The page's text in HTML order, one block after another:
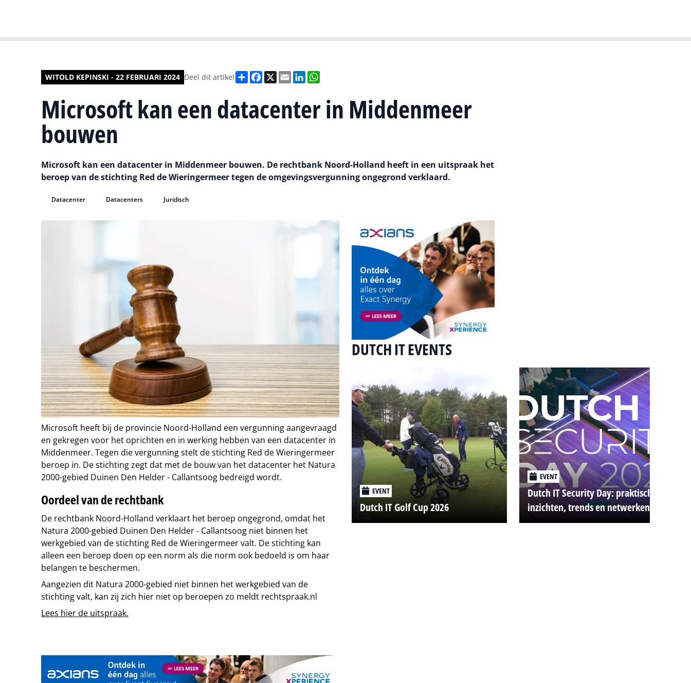
WITOLD KEPINSKI - 22 FEBRUARI 2024 Deel dit artikel DeelFacebook
X EmailLinkedIn
Microsoft kan een datacenter in Middenmeer
bouwen
Microsoft kan een datacenter in Middenmeer bouwen. De rechtbank Noord-Holland heeft in een uitspraak het
beroep van de stichting Red de Wieringermeer tegen de omgevingsvergunning ongegrond verklaard.
Datacenter Datacenters Juridisch
Microsoft heeft bij de provincie Noord-Holland een vergunning aangevraagd
en gekregen voor het oprichten en in werking hebben van een datacenter in
Middenmeer. Tegen die vergunning stelt de stichting Red de Wieringermeer
beroep in. De stichting zegt dat met de bouw van het datacenter het Natura
2000-gebied Duinen Den Helder - Callantsoog bedreigd wordt.
Oordeel van de rechtbank
De rechtbank Noord-Holland verklaart het beroep ongegrond, omdat het
Natura 2000-gebied Duinen Den Helder - Callantsoog niet binnen het
werkgebied van de stichting Red de Wieringermeer valt. De stichting kan
alleen een beroep doen op een norm als die norm ook bedoeld is om haar
belangen te beschermen.
Aangezien dit Natura 2000-gebied niet binnen het werkgebied van de
stichting valt, kan zij zich hier niet op beroepen zo meldt rechtspraak.nl
Lees hier de uitspraak.
DUTCH IT EVENTS
EVENT
Dutch IT Golf Cup 2026
EVENT
Dutch IT Security Day: praktische
inzichten, trends en netwerken